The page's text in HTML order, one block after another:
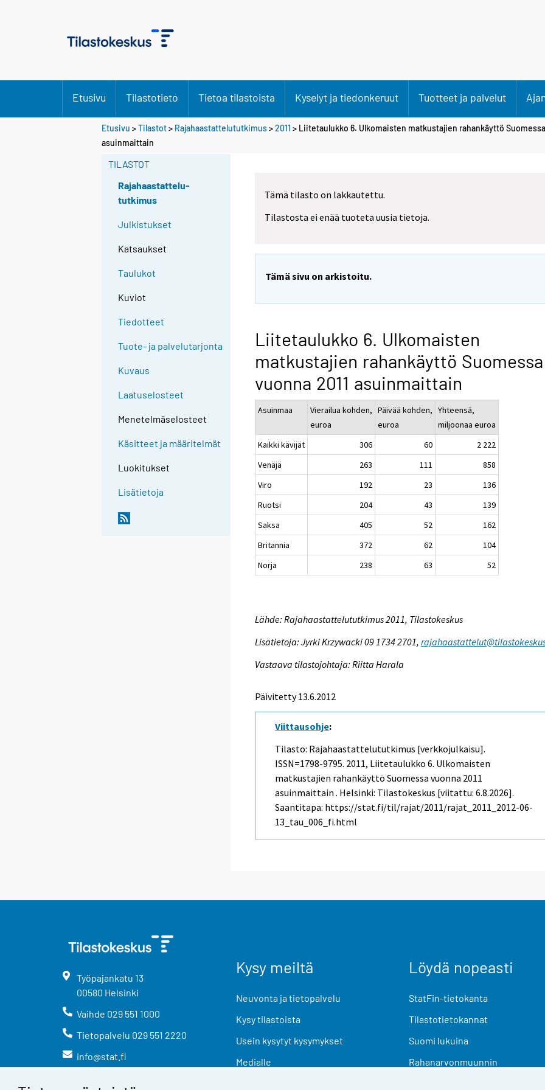
Etusivu Tilastotieto Tietoa tilastoista Kyselyt ja tiedonkeruut Tuotteet ja palvelut
Etusivu >Tilastot> Rajahaastattelututkimus>2011 > Liitetaulukko 6. Ulkomaisten matkustajien rahankäyttö Suomessa
asuinmaittain
TILASTOT
Rajahaastattelu-
tutkimus
Julkistukset
Katsaukset
Taulukot
Kuviot
Tiedotteet
Tuote- ja palvelutarjonta
Kuvaus
Laatuselosteet
Menetelmäselosteet
Käsitteet ja määritelmät
Luokitukset
Lisätietoja
Tämä tilasto on lakkautettu.
Tilastosta ei enää tuoteta uusia tietoja.
Tämä sivu on arkistoitu.
Liitetaulukko 6. Ulkomaisten
matkustajien rahankäyttö Suomessa
vuonna 2011 asuinmaittain
Asuinmaa
Vierailua kohden,
euroa
Päivää kohden,
euroa
Yhteensä,
miljoonaa euroa
Kaikki kävijät
306 60
2 222
Venäjä
263 111
858
Viro
192 23
136
Ruotsi
204 43
139
Saksa
405 52
162
Britannia
372 62
104
Norja
238 63 52
Lähde: Rajahaastattelututkimus 2011, Tilastokeskus
Lisätietoja: Jyrki Krzywacki 09 1734 2701,
Vastaava tilastojohtaja: Riitta Harala
Päivitetty 13.6.2012
Viittausohje:
Tilasto: Rajahaastattelututkimus [verkkojulkaisu].
ISSN=1798-9795. 2011, Liitetaulukko 6. Ulkomaisten
matkustajien rahankäyttö Suomessa vuonna 2011
asuinmaittain . Helsinki: Tilastokeskus [viitattu: 6.8.2026].
Saantitapa: https://stat.fi/til/rajat/2011/rajat_2011_2012-06-
13_tau_006_fi.html
Työpajankatu 13
00580 Helsinki
Vaihde 029 551 1000
Tietopalvelu 029 551 2220
info@stat.fi
Kysy meiltä
Neuvonta ja tietopalvelu
Kysy tilastoista
Usein kysytyt kysymykset
Medialle
Löydä nopeasti
StatFin-tietokanta
Tilastotietokannat
Suomi lukuina
Rahanarvonmuunnin